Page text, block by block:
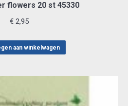
flowers 20 st 45330
€2,95
aan winkelwagen